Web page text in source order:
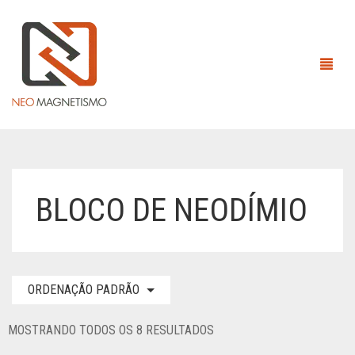
EMPRESA
ÍMÃS DE ALNICO
ANEL
ÍMÃS DE NEODÍMIO
EQUIPAMENTOS MAGNÉTICOS
CONTATO
BLOCO DE NEODÍMIO
ORDENAÇÃO PADRÃO
MOSTRANDO TODOS OS 8 RESULTADOS